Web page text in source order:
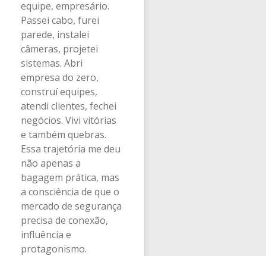
equipe, empresário.
Passei cabo, furei
parede, instalei
câmeras, projetei
sistemas. Abri
empresa do zero,
construí equipes,
atendi clientes, fechei
negócios. Vivi vitórias
e também quebras.
Essa trajetória me deu
não apenas a
bagagem prática, mas
a consciência de que o
mercado de segurança
precisa de conexão,
influência e
protagonismo.